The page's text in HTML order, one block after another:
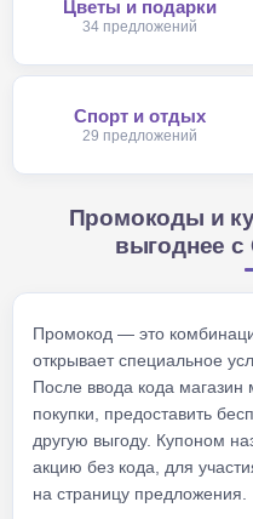
Цветы и подарки
34 предложений
Спорт и отдых
29 предложений
Промокоды и
выгоднее с
Промокод — это
открывает специальное
После ввода кода
покупки, предоставить
другую выгоду. Купоном
акцию без кода, для
на страницу предложения.